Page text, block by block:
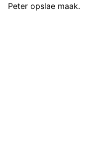
Peter opslae maak.